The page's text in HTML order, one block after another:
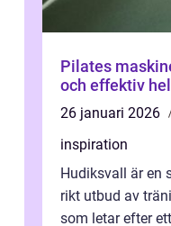
Pilates maskiner nyckeln till
och effektiv
26 januari 2026
inspiration
Hudiksvall är en
rikt utbud av
som letar efter